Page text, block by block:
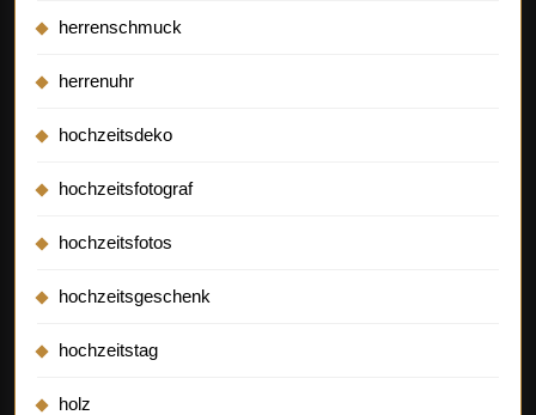
herrenschmuck
herrenuhr
hochzeitsdeko
hochzeitsfotograf
hochzeitsfotos
hochzeitsgeschenk
hochzeitstag
holz